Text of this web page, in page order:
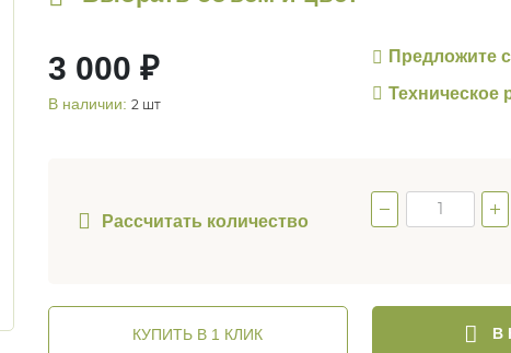
3 000 ₽
В наличии: 2 шт
Предложите
Техническое
Рассчитать количество
КУПИТЬ В 1 КЛИК В